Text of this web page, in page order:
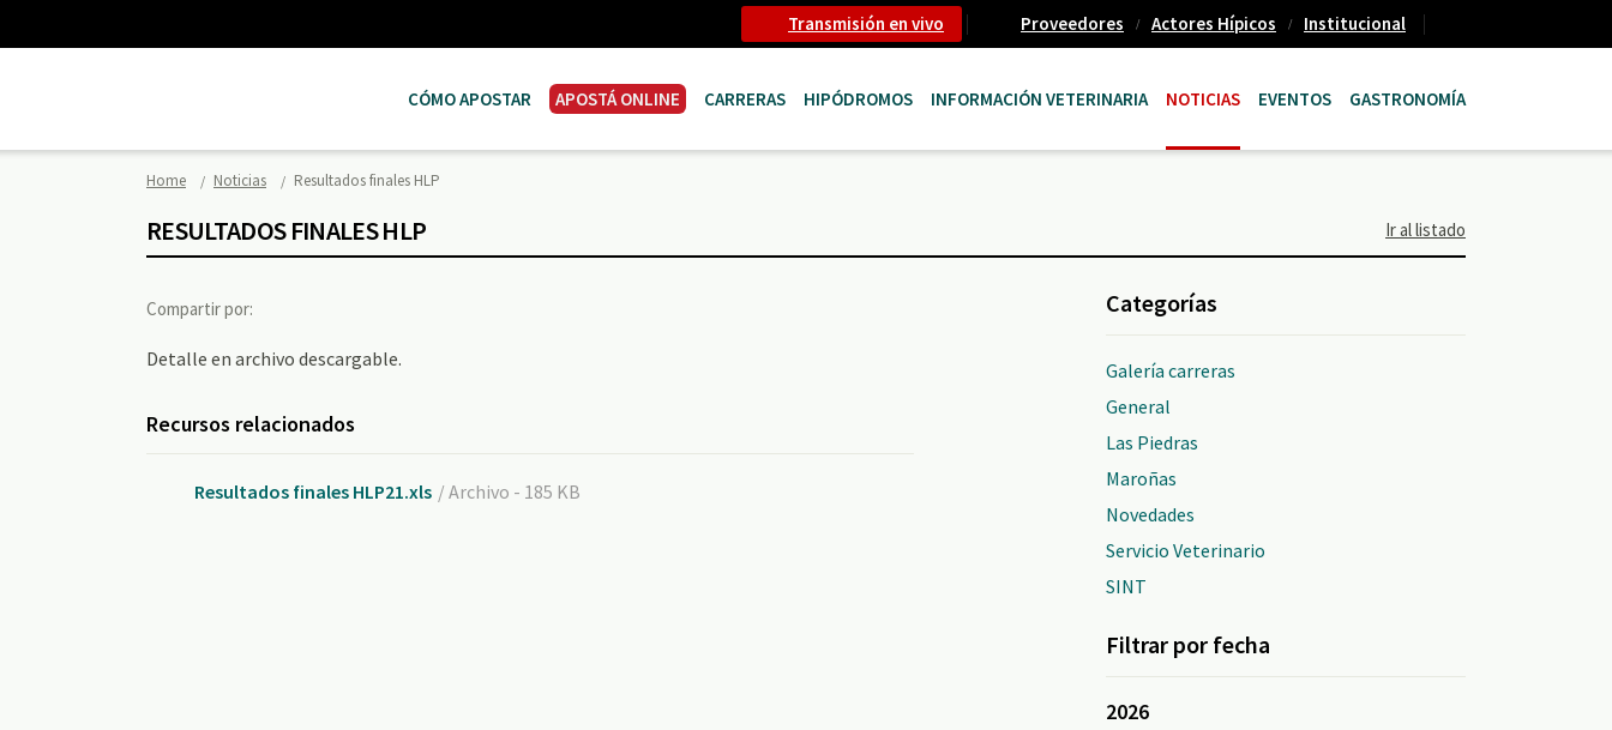
Transmisión en vivo Proveedores Actores Hípicos Institucional
CÓMO APOSTAR APOSTÁ ONLINE CARRERAS HIPÓDROMOS INFORMACIÓN VETERINARIA NOTICIAS EVENTOS GASTRONOMÍA
Home Noticias Resultados finales HLP
RESULTADOS FINALES HLP Ir al listado
Compartir por:
Detalle en archivo descargable.
Recursos relacionados
Resultados finales HLP21.xls / Archivo - 185 KB
Categorías
Galería carreras
General
Las Piedras
Maroñas
Novedades
Servicio Veterinario
SINT
Filtrar por fecha
2026